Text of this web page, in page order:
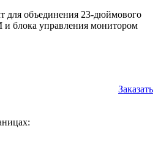
для объединения 23-дюймового
блока управления монитором
Заказать